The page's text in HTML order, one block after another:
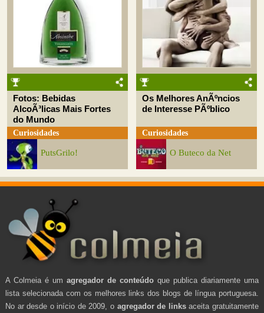
Fotos: Bebidas
AlcoÃ³licas Mais Fortes
do Mundo
Curiosidades
PutsGrilo!
Os Melhores AnÃºncios
de Interesse PÃºblico
Curiosidades
O Buteco da Net
A Colmeia é um agregador de conteúdo que publica diariamente uma
lista selecionada com os melhores links dos blogs de língua portuguesa.
No ar desde o início de 2009, o agregador de linksaceita gratuitamente